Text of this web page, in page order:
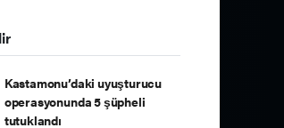
Kastamonu’daki uyuşturucu
operasyonunda 5 şüpheli
tutuklandı